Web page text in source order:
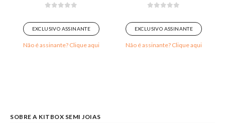
EXCLUSIVO ASSINANTE
Não é assinante? Clique aqui
EXCLUSIVO ASSINANTE
Não é assinante? Clique aqui
SOBRE A KITBOX SEMI JOIAS